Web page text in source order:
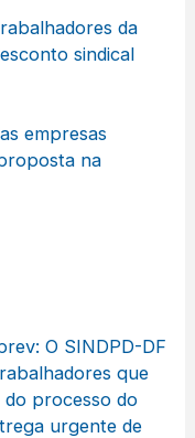
da
sindical
empresas
na
O SINDPD-DF
que
processo do
urgente de